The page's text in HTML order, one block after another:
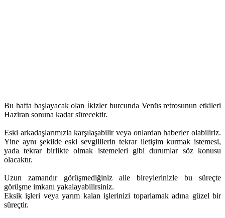
Bu hafta başlayacak olan İkizler burcunda Venüs retrosunun etkileri
Haziran sonuna kadar sürecektir.
Eski arkadaşlarımızla karşılaşabilir veya onlardan haberler olabiliriz.
Yine aynı şekilde eski sevgililerin tekrar iletişim kurmak istemesi,
yada tekrar birlikte olmak istemeleri gibi durumlar söz konusu
olacaktır.
Uzun zamandır görüşmediğiniz aile bireylerinizle bu süreçte
görüşme imkanı yakalayabilirsiniz.
Eksik işleri veya yarım kalan işlerinizi toparlamak adına güzel bir
süreçtir.